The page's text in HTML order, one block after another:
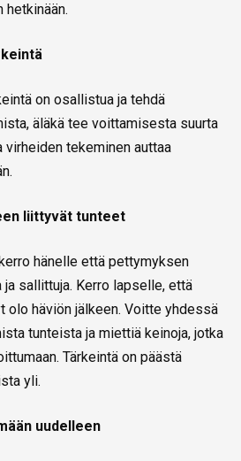
hetkinään.
on osallistua ja tehdä
äläkä tee voittamisesta suurta
virheiden tekeminen auttaa
liittyvät tunteet
hänelle että pettymyksen
sallittuja. Kerro lapselle, että
olo häviön jälkeen. Voitte yhdessä
tunteista ja miettiä keinoja, jotka
Tärkeintä on päästä
yli.
uudelleen